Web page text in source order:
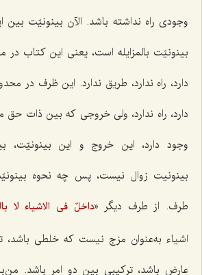
وجودى راه نداشته باشد. الآن بینونیّت
بینونیّت بالمزایله است، یعنى این کتاب در
دارد، راه ندارد، طریق ندارد. این ظرف در
دارد، راه ندارد، ولى خروجى که بین ذات
وجود دارد، این خروج و این بینونیّت،
بینونیت زوال نیست، پس چه نحوه
طرف. از طرف دیگر «داخلٌ فى الاشیاء لا
اشیاء به‌عنوان مزج نیست که خلطى
عارض باشد، ترکیبى بین دو امر باشد.